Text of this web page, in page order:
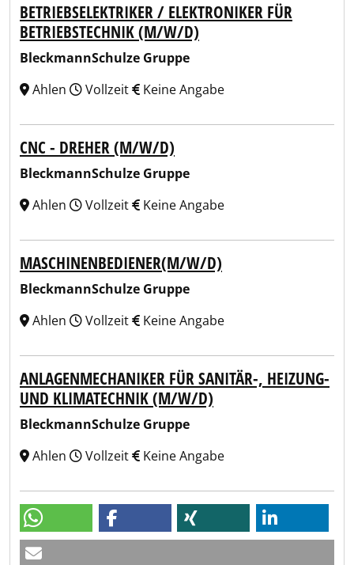
BETRIEBSELEKTRIKER / ELEKTRONIKER FÜR
BETRIEBSTECHNIK (M/W/D)
BleckmannSchulze Gruppe
Ahlen
Vollzeit Keine Angabe
CNC - DREHER (M/W/D)
BleckmannSchulze Gruppe
Ahlen
Vollzeit Keine Angabe
MASCHINENBEDIENER(M/W/D)
BleckmannSchulze Gruppe
Ahlen
Vollzeit Keine Angabe
​ANLAGENMECHANIKER FÜR SANITÄR-, HEIZUNG-
UND KLIMATECHNIK (M/W/D)
BleckmannSchulze Gruppe
Ahlen
Vollzeit Keine Angabe